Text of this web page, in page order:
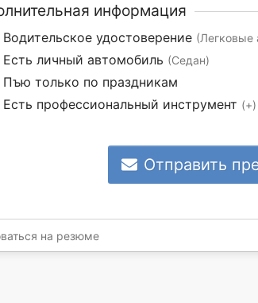
информация
Водительское удостоверение (Легковые
Есть личный автомобиль (Седан)
Пъю только по праздникам
Есть профессиональный инструмент (+)
Отправить
на резюме